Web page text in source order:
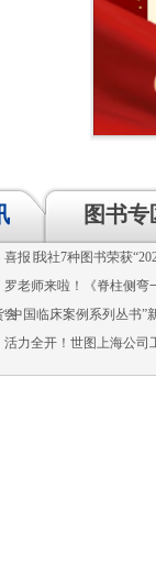
图书专
喜报∣我社7种图书荣获
罗老师来啦！《脊柱侧
会中国临床案例系列丛书”
活力全开！世图上海公